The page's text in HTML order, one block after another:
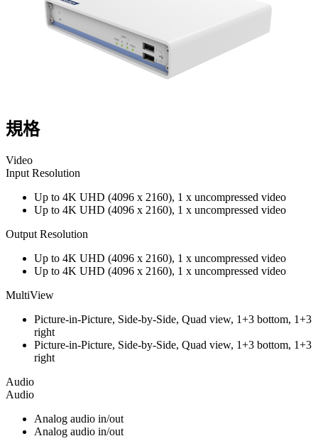
規格
Video
Input Resolution
Up to 4K UHD (4096 x 2160), 1 x uncompressed video
Up to 4K UHD (4096 x 2160), 1 x uncompressed video
Output Resolution
Up to 4K UHD (4096 x 2160), 1 x uncompressed video
Up to 4K UHD (4096 x 2160), 1 x uncompressed video
MultiView
Picture-in-Picture, Side-by-Side, Quad view, 1+3 bottom, 1+3
right
Picture-in-Picture, Side-by-Side, Quad view, 1+3 bottom, 1+3
right
Audio
Audio
Analog audio in/out
Analog audio in/out